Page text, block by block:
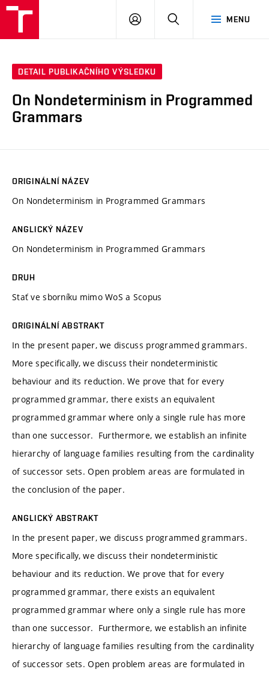
MENU
PŘIHLÁSIT
DETAIL PUBLIKAČNÍHO VÝSLEDKU
On Nondeterminism in Programmed
Grammars
ORIGINÁLNÍ NÁZEV
On Nondeterminism in Programmed Grammars
ANGLICKÝ NÁZEV
On Nondeterminism in Programmed Grammars
DRUH
Stať ve sborníku mimo WoS a Scopus
ORIGINÁLNÍ ABSTRAKT
In the present paper, we discuss programmed grammars.
More specifically, we discuss their nondeterministic
behaviour and its reduction. We prove that for every
programmed grammar, there exists an equivalent
programmed grammar where only a single rule has more
than one successor. Furthermore, we establish an infinite
hierarchy of language families resulting from the cardinality
of successor sets. Open problem areas are formulated in
the conclusion of the paper.
ANGLICKÝ ABSTRAKT
In the present paper, we discuss programmed grammars.
More specifically, we discuss their nondeterministic
behaviour and its reduction. We prove that for every
programmed grammar, there exists an equivalent
programmed grammar where only a single rule has more
than one successor. Furthermore, we establish an infinite
hierarchy of language families resulting from the cardinality
of successor sets. Open problem areas are formulated in